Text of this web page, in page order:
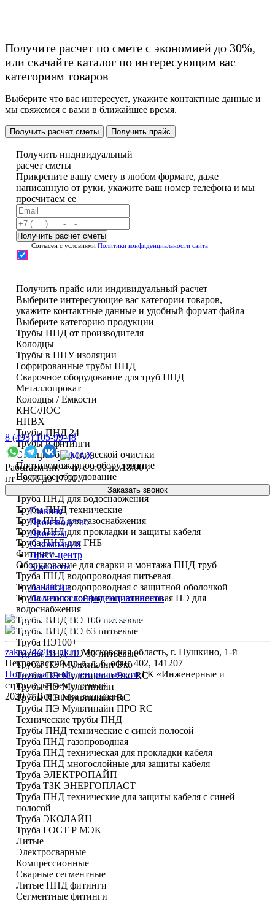
Получите расчет по смете с экономией до 30%,
или скачайте каталог по интересующим вас
категориям товаров
Выберите что вас интересует, укажите контактные данные и
мы свяжемся с вами в ближайшее время.
Получить расчет сметы Получить прайс
Получить индивидуальный
расчет сметы
Прикрепите вашу смету в любом формате, даже
написанную от руки, укажите ваш номер телефона и мы
просчитаем ее
Согласен с условиями Политики конфиденциальности сайта
Получить прайс или индивидуальный расчет
Выберите интересующие вас категории товаров,
укажите контактные данные и удобный формат файла
Выберите категорию продукции
Трубы ПНД от производителя
Колодцы
Трубы в ППУ изоляции
Гофрированные трубы ПНД
Сварочное оборудование для труб ПНД
Металлопрокат
Колодцы / Емкости
КНС/ЛОС
НПВХ
Трубы ПНД 24
Трубы и фитинги
Cтанция биологической очистки
Противопожарное оборудование
Насосное оборудование
Дренажные трубы
Труба ПНД для водоснабжения
Трубы ПНД технические
Труба ПНД для газоснабжения
Труба ПНД для прокладки и защиты кабеля
Труба ПНД для ГНБ
Фитинги
Оборудование для сварки и монтажа ПНД труб
Труба ПНД водопроводная питьевая
Труба ПНД водопроводная с защитной оболочкой
Труба многослойная полиэтиленовая ПЭ для
водоснабжения
Трубы ПНД ПЭ 100 питьевые
Трубы ПНД ПЭ 63 питьевые
Труба ПЭ100+
Трубы ПНД ПЭ 80 питьевые
Трубы ПЭ Мультиклин Эко
Трубы ПЭ Мультиклин Эко RC
Трубы ПЭ Мультипайп
Трубы ПЭ Мультипайп RC
Трубы ПЭ Мультипайп ПРО RC
Технические трубы ПНД
Трубы ПНД технические с синей полосой
Труба ПНД газопроводная
Труба ПНД техническая для прокладки кабеля
Труба ПНД многослойные для защиты кабеля
Труба ЭЛЕКТРОПАЙП
Труба ТЗК ЭНЕРГОПЛАСТ
Труба ПНД технические для защиты кабеля с синей
полосой
Труба ЭКОЛАЙН
Труба ГОСТ Р МЭК
Литые
Электросварные
Компрессионные
Сварные сегментные
Литые ПНД фитинги
Сегментные фитинги
8 (495) 105-99-48
Работаем пн. – чт. с 9:00 до 18:00 ,
пт - 9:00 до 17:00
Заказать звонок
Главная
Производство
Проекты
О компании
Пресс-центр
Контакты
Вакансии
Политика конфиденциальности
Скачать презентацию
Скачать реквизиты
zakaz24@iss-gk.ru Московская область, г. Пушкино, 1-й
Некрасовский пр-д, д. 6, офис 402, 141207
Политика конфиденциальностиГК «Инженерные и
строительные системы»
2020 © Все права защищены